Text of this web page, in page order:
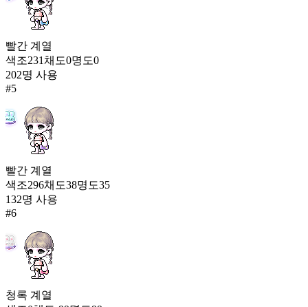
빨간 계열
색조231 채도0명도0
202명 사용
#5
빨간 계열
색조296채도38명도35
132명 사용
#6
청록 계열